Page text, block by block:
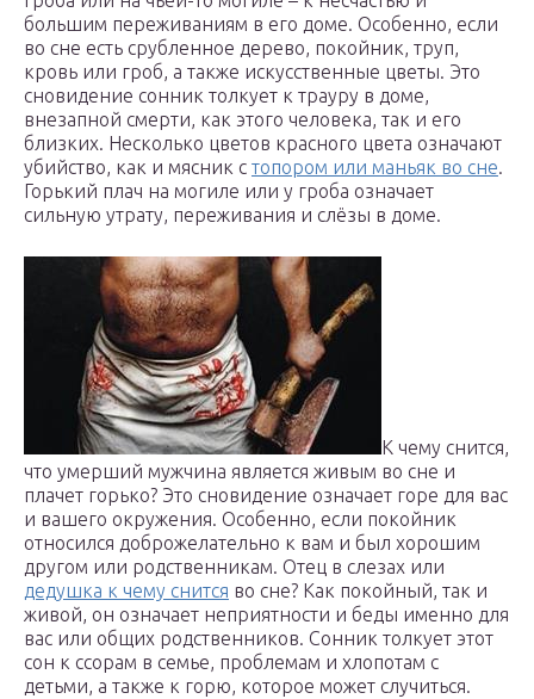
большим переживаниям в его доме. Особенно, если
во сне есть срубленное дерево, покойник, труп,
кровь или гроб, а также искусственные цветы. Это
сновидение сонник толкует к трауру в доме,
внезапной смерти, как этого человека, так и его
близких. Несколько цветов красного цвета означают
убийство, как и мясник с топором или маньяк во сне.
Горький плач на могиле или у гроба означает
сильную утрату, переживания и слёзы в доме.
К чему снится,
что умерший мужчина является живым во сне и
плачет горько? Это сновидение означает горе для вас
и вашего окружения. Особенно, если покойник
относился доброжелательно к вам и был хорошим
другом или родственникам. Отец в слезах или
дедушка к чему снится во сне? Как покойный, так и
живой, он означает неприятности и беды именно для
вас или общих родственников. Сонник толкует этот
сон к ссорам в семье, проблемам и хлопотам с
детьми, а также к горю, которое может случиться.